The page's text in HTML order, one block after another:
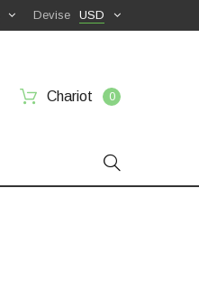
USD
Devise
Chariot 0